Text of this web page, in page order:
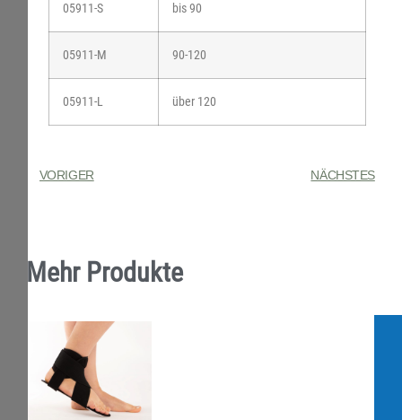
05911-S bis 90
05911-M 90-120
05911-L über 120
VORIGER NÄCHSTES
Mehr Produkte